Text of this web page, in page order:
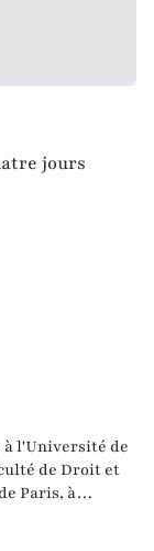
jours
l'Université de
de Droit et
Paris, à
Politique
pendant